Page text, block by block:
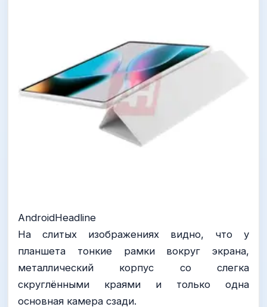
AndroidHeadline
На слитых изображениях видно, что у
планшета тонкие рамки вокруг экрана,
металлический корпус со слегка
скруглёнными краями и только одна
основная камера сзади.